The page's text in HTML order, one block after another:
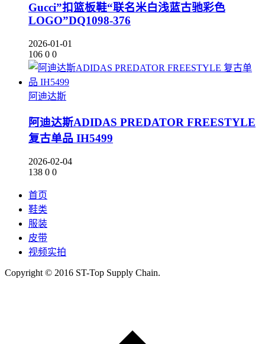
Gucci”扣篮板鞋“联名米白浅蓝古驰彩色
LOGO”DQ1098-376
2026-01-01
106 0 0
阿迪达斯
阿迪达斯ADIDAS PREDATOR FREESTYLE
复古单品 IH5499
2026-02-04
138 0 0
首页
鞋类
服装
皮带
视频实拍
Copyright © 2016 ST-Top Supply Chain.